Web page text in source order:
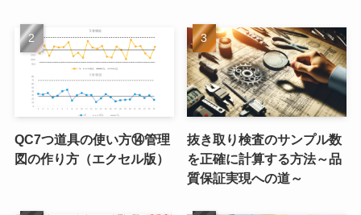
QC7つ道具の使い方⑭管理
図の作り方（エクセル版）
抜き取り検査のサンプル数
を正確に計算する方法～品
質保証実現への道～